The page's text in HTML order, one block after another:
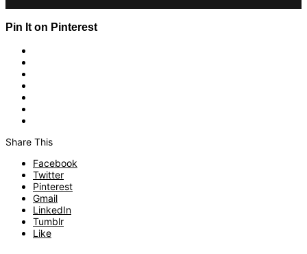
Pin It on Pinterest
Share This
Facebook
Twitter
Pinterest
Gmail
LinkedIn
Tumblr
Like